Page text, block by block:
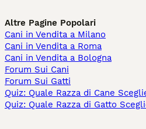
Altre Pagine Popolari
Cani in Vendita a Milano
Cani in Vendita a Roma
Cani in Vendita a Bologna
Forum Sui Cani
Forum Sui Gatti
Quiz: Quale Razza di Cane
Quiz: Quale Razza di Gatto